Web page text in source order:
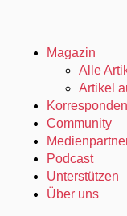
Magazin
Alle
Artikel
Community
Podcast
Unterstützen
Über uns